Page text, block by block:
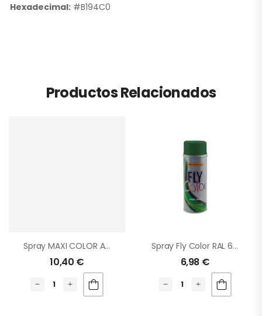
Hexadecimal: #B194C0
Productos Relacionados
Spray MAXI COLOR Anticalorico Negro
10,40 €
Spray Fly Color RAL 6002 Verde Hoja
6,98 €